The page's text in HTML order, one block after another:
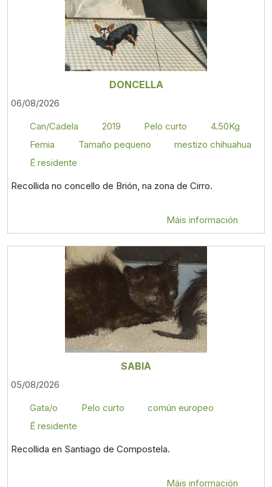
DONCELLA
06/08/2026
Can/Cadela
2019 Pelo curto
4.50Kg
Femia
Tamaño pequeno
mestizo chihuahua
É residente
Recollida no concello de Brión, na zona de Cirro.
Máis información
SABIA
05/08/2026
Gata/o
Pelo curto
común europeo
É residente
Recollida en Santiago de Compostela.
Máis información